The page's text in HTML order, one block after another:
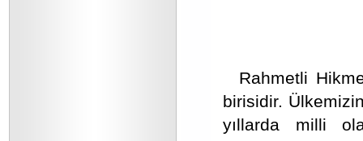
Rahmetli
birisidir.
yıllarda milli